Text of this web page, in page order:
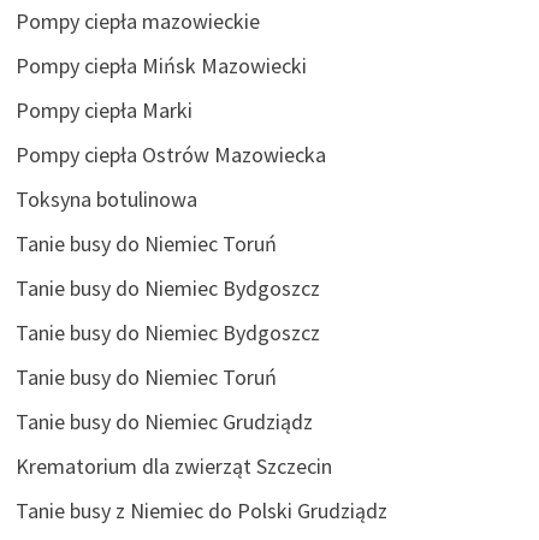
Pompy ciepła mazowieckie
Pompy ciepła Mińsk Mazowiecki
Pompy ciepła Marki
Pompy ciepła Ostrów Mazowiecka
Toksyna botulinowa
Tanie busy do Niemiec Toruń
Tanie busy do Niemiec Bydgoszcz
Tanie busy do Niemiec Bydgoszcz
Tanie busy do Niemiec Toruń
Tanie busy do Niemiec Grudziądz
Krematorium dla zwierząt Szczecin
Tanie busy z Niemiec do Polski Grudziądz